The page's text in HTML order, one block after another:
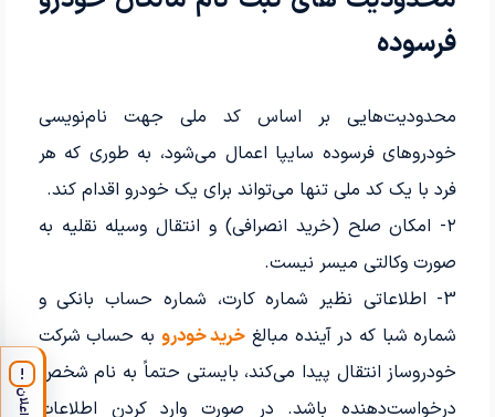
فرسوده
محدودیت‌هایی بر اساس کد ملی جهت نام‌نویسی
خودروهای فرسوده سایپا اعمال می‌شود، به طوری که هر
فرد با یک کد ملی تنها می‌تواند برای یک خودرو اقدام کند.
۲- امکان صلح (خرید انصرافی) و انتقال وسیله نقلیه به
صورت وکالتی میسر نیست.
3- اطلاعاتی نظیر شماره کارت، شماره حساب بانکی و
شماره شبا که در آینده مبالغ خرید خودرو به حساب شرکت
خودروساز انتقال پیدا می‌کند، بایستی حتماً به نام شخص
درخواست‌دهنده باشد. در صورت وارد کردن اطلاعات
!
اعلان